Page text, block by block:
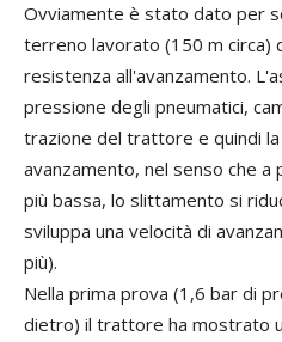
Ovviamente è stato dato per
terreno lavorato (150 m circa)
resistenza all'avanzamento.
pressione degli pneumatici,
trazione del trattore e quindi
avanzamento, nel senso che a
più bassa, lo slittamento si
sviluppa una velocità di
più).
Nella prima prova (1,6 bar di
dietro) il trattore ha mostrato